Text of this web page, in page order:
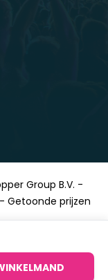
Group B.V. -
- Getoonde prijzen